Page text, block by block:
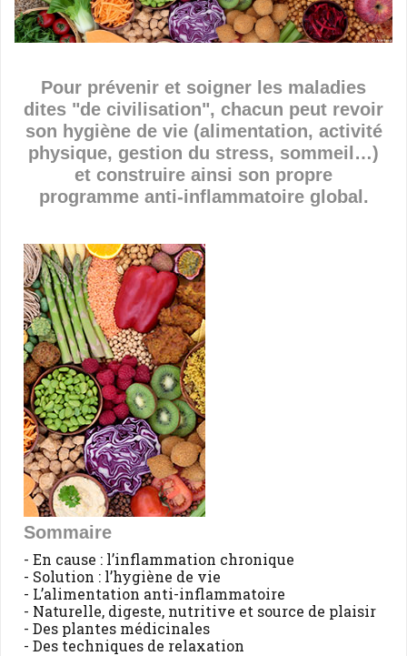
Pour prévenir et soigner les maladies
dites "de civilisation", chacun peut revoir
son hygiène de vie (alimentation, activité
physique, gestion du stress, sommeil…)
et construire ainsi son propre
programme anti-inflammatoire global.
Sommaire
- En cause : l’inflammation chronique
- Solution : l’hygiène de vie
- L’alimentation anti-inflammatoire
- Naturelle, digeste, nutritive et source de plaisir
- Des plantes médicinales
- Des techniques de relaxation